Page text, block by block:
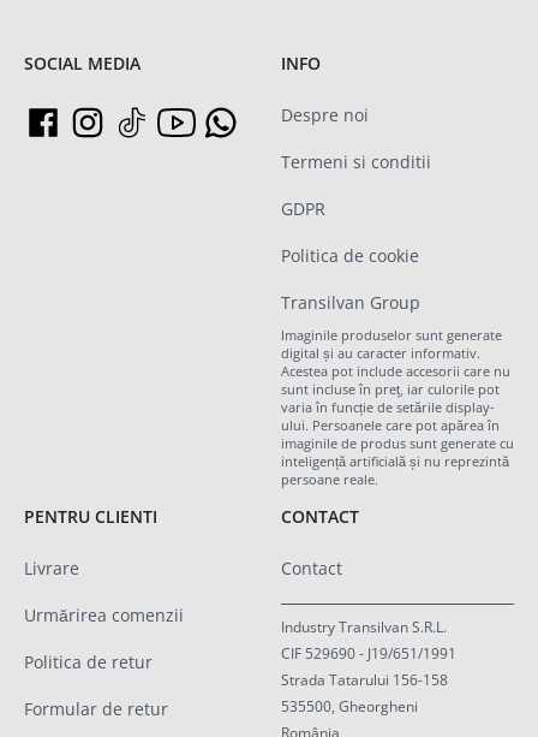
SOCIAL MEDIA INFO
Despre noi
Termeni si conditii
GDPR
Politica de cookie
Transilvan Group
Imaginile produselor sunt generate
digital și au caracter informativ.
Acestea pot include accesorii care nu
sunt incluse în preț, iar culorile pot
varia în funcție de setările display-
ului. Persoanele care pot apărea în
imaginile de produs sunt generate cu
inteligență artificială și nu reprezintă
persoane reale.
PENTRU CLIENTI
Livrare
Urmărirea comenzii
Politica de retur
Formular de retur
CONTACT
Contact
Industry Transilvan S.R.L.
CIF 529690 - J19/651/1991
Strada Tatarului 156-158
535500, Gheorgheni
România